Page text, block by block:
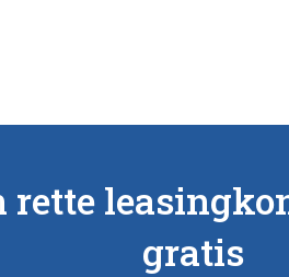
rette
gratis